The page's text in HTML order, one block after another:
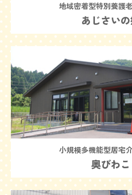
地域密着型特別養護
あじさい
小規模多機能型居宅
奥びわこ